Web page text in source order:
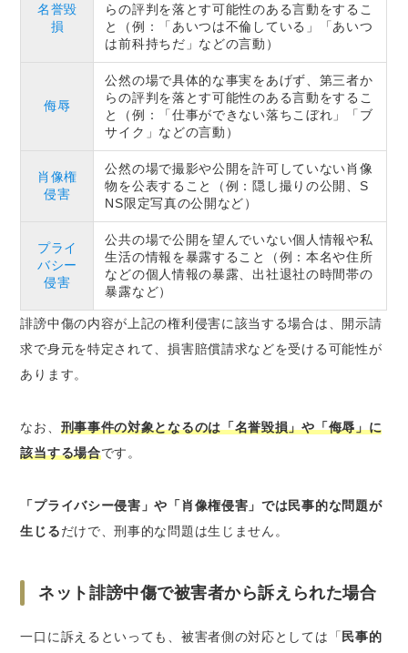
名誉毀
損
らの評判を落とす可能性のある言動をするこ
と（例：「あいつは不倫している」「あいつ
は前科持ちだ」などの言動）
侮辱
公然の場で具体的な事実をあげず、第三者か
らの評判を落とす可能性のある言動をするこ
と（例：「仕事ができない落ちこぼれ」「ブ
サイク」などの言動）
肖像権
侵害
公然の場で撮影や公開を許可していない肖像
物を公表すること（例：隠し撮りの公開、S
NS限定写真の公開など）
プライ
バシー
侵害
公共の場で公開を望んでいない個人情報や私
生活の情報を暴露すること（例：本名や住所
などの個人情報の暴露、出社退社の時間帯の
暴露など）
誹謗中傷の内容が上記の権利侵害に該当する場合は、開示請
求で身元を特定されて、損害賠償請求などを受ける可能性が
あります。
なお、 刑事事件の対象となるのは「名誉毀損」や「侮辱」に
該当する場合です。
「プライバシー侵害」や「肖像権侵害」では民事的な問題が
生じるだけで、刑事的な問題は生じません。
ネット誹謗中傷で被害者から訴えられた場合
一口に訴えるといっても、被害者側の対応としては「民事的